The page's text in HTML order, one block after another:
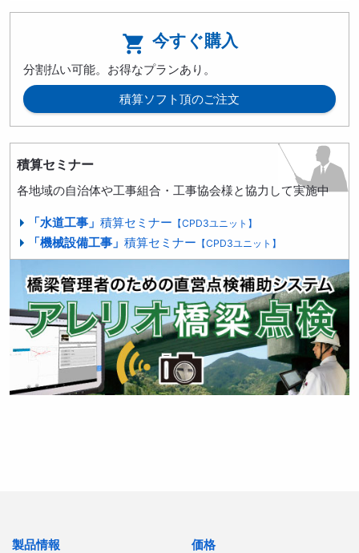
 今すぐ購入
分割払い可能。お得なプランあり。
積算ソフト頂のご注文
積算セミナー
各地域の自治体や工事組合・工事協会様と協力して実施中
「水道工事」 積算セミナー 【CPD3ユニット】
「機械設備工事」 積算セミナー 【CPD3ユニット】
製品情報
価格